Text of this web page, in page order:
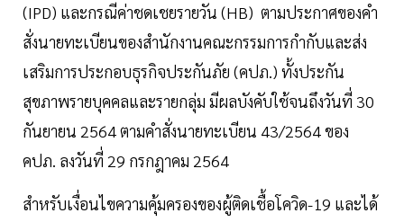
(IPD) และกรณีค่าชดเชยรายวัน (HB) ตามประกาศของคำ
สั่งนายทะเบียนของสำนักงานคณะกรรมการกำกับและส่ง
เสริมการประกอบธุรกิจประกันภัย (คปภ.) ทั้งประกัน
สุขภาพรายบุคคลและรายกลุ่ม มีผลบังคับใช้จนถึงวันที่ 30
กันยายน 2564 ตามคำสั่งนายทะเบียน 43/2564 ของ
คปภ. ลงวันที่ 29 กรกฎาคม 2564
สำหรับเงื่อนไขความคุ้มครองของผู้ติดเชื้อโควิด-19 และได้